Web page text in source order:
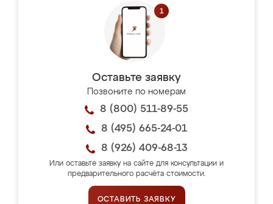
Оставьте заявку
Позвоните по номерам
8 (800) 511-89-55
8 (495) 665-24-01
8 (926) 409-68-13
Или оставьте заявку на сайте для консультации и
предварительного расчёта стоимости.
ОСТАВИТЬ ЗАЯВКУ